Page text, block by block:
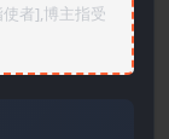
者],博主指受